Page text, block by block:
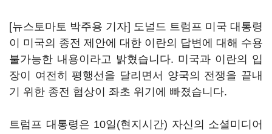
[뉴스토마토 박주용 기자] 도널드 트럼프 미국 대통령
이 미국의 종전 제안에 대한 이란의 답변에 대해 수용
불가능한 내용이라고 밝혔습니다. 미국과 이란의 입
장이 여전히 평행선을 달리면서 양국의 전쟁을 끝내
기 위한 종전 협상이 좌초 위기에 빠졌습니다.
트럼프 대통령은 10일(현지시간) 자신의 소셜미디어